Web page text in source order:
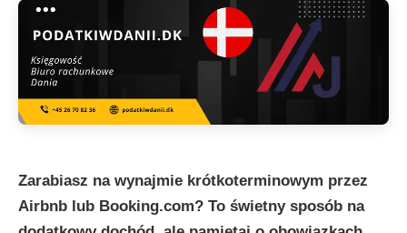
Zarabiasz na wynajmie krótkoterminowym przez
Airbnb lub Booking.com? To świetny sposób na